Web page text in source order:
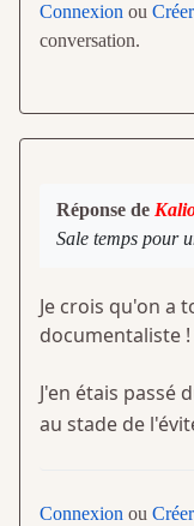
Connexion ou
conversation.
Réponse de
Sale temps pour
Je crois qu'on a
documentaliste !
J'en étais passé
au stade de
Connexion ou